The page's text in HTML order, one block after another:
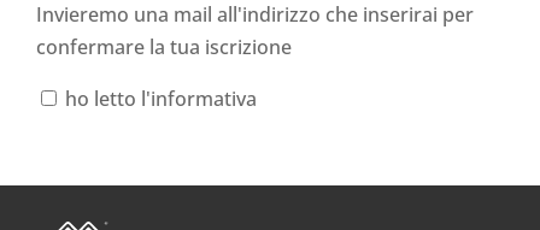
Invieremo una mail all'indirizzo che inserirai per
confermare la tua iscrizione
ho letto l'informativa